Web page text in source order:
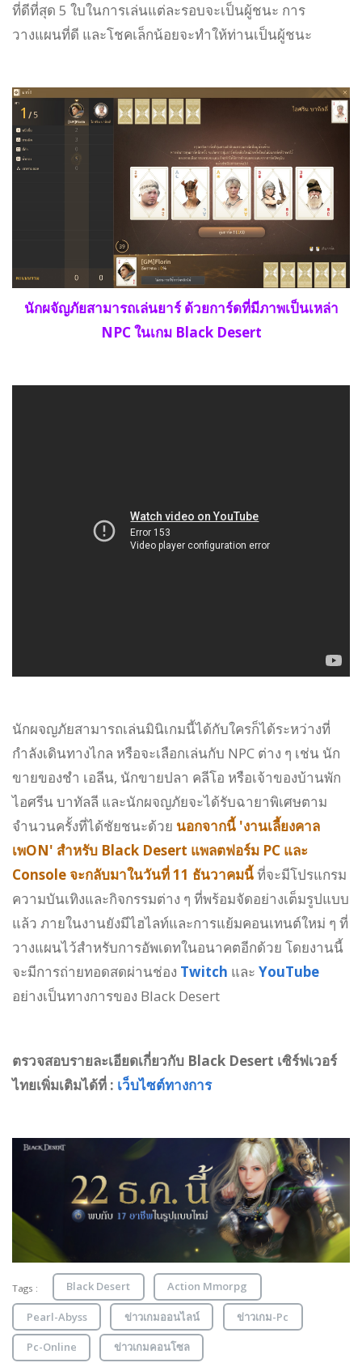
ที่ดีที่สุด 5 ใบในการเล่นแต่ละรอบจะเป็นผู้ชนะ การ
วางแผนที่ดี และโชคเล็กน้อยจะทำให้ท่านเป็นผู้ชนะ
นักผจัญภัยสามารถเล่นยาร์ ด้วยการ์ดที่มีภาพเป็นเหล่า
NPC ในเกม Black Desert
นักผจญภัยสามารถเล่นมินิเกมนี้ได้กับใครก็ได้ระหว่างที่
กำลังเดินทางไกล หรือจะเลือกเล่นกับ NPC ต่าง ๆ เช่น นัก
ขายของชำ เอลีน, นักขายปลา คลีโอ หรือเจ้าของบ้านพัก
ไอศรีน บาทัลลี และนักผจญภัยจะได้รับฉายาพิเศษตาม
จำนวนครั้งที่ได้ชัยชนะด้วย นอกจากนี้ 'งานเลี้ยงคาล
เพON' สำหรับ Black Desert แพลตฟอร์ม PC และ
Console จะกลับมาในวันที่ 11 ธันวาคมนี้ที่จะมีโปรแกรม
ความบันเทิงและกิจกรรมต่าง ๆ ที่พร้อมจัดอย่างเต็มรูปแบบ
แล้ว ภายในงานยังมีไฮไลท์และการแย้มคอนเทนต์ใหม่ ๆ ที่
วางแผนไว้สำหรับการอัพเดทในอนาคตอีกด้วย โดยงานนี้
จะมีการถ่ายทอดสดผ่านช่อง Twitch และ YouTube
อย่างเป็นทางการของ Black Desert
ตรวจสอบรายละเอียดเกี่ยวกับ Black Desert เซิร์ฟเวอร์
ไทยเพิ่มเติมได้ที่ : เว็บไซต์ทางการ
Tags : Black Desert Action Mmorpg
Pearl-Abyss ข่าวเกมออนไลน์ ข่าวเกม-Pc
Pc-Online ข่าวเกมคอนโซล